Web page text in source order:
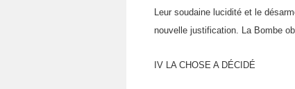
Leur soudaine lucidité et le
nouvelle justification. La Bombe
IV LA CHOSE A DÉCIDÉ